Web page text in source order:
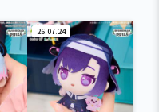
26.07.24